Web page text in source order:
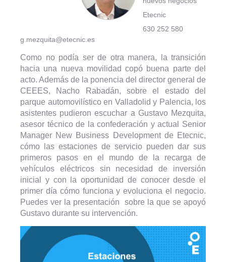
Etecnic
630 252 580
g.mezquita@etecnic.es
Como no podía ser de otra manera, la transición
hacia una nueva movilidad copó buena parte del
acto. Además de la ponencia del director general de
CEEES, Nacho Rabadán, sobre el estado del
parque automovilístico en Valladolid y Palencia, los
asistentes pudieron escuchar a Gustavo Mezquita,
asesor técnico de la confederación y actual Senior
Manager New Business Development de Etecnic,
cómo las estaciones de servicio pueden dar sus
primeros pasos en el mundo de la recarga de
vehículos eléctricos sin necesidad de inversión
inicial y con la oportunidad de conocer desde el
primer día cómo funciona y evoluciona el negocio.
Puedes ver la presentación sobre la que se apoyó
Gustavo durante su intervención.